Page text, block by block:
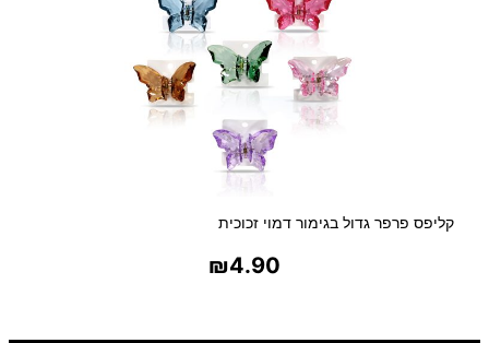
קליפס פרפר גדול בגימור דמוי זכוכית
₪4.90